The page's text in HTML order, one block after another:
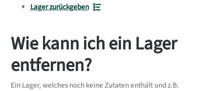
Lager zurückgeben
Wie kann ich ein Lager
entfernen?
Ein Lager, welches noch keine Zutaten enthält und z.B.